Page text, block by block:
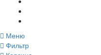
Меню
Фильтр